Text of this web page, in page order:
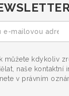
můžete kdykoliv
naše kontaktní
v právním